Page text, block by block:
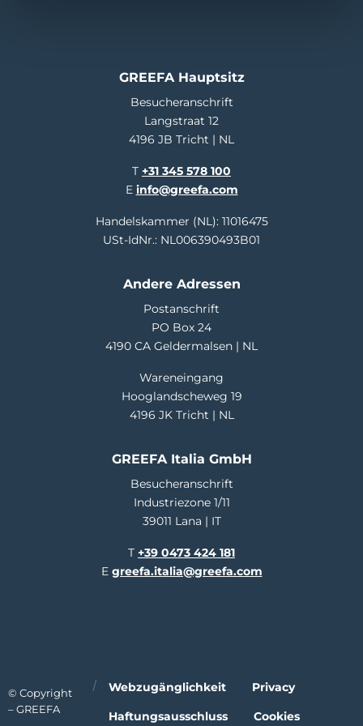
GREEFA Hauptsitz
Besucheranschrift
Langstraat 12
4196 JB Tricht | NL
T +31 345 578 100
E info@greefa.com
Handelskammer (NL): 11016475
USt-IdNr.: NL006390493B01
Andere Adressen
Postanschrift
PO Box 24
4190 CA Geldermalsen | NL
Wareneingang
Hooglandscheweg 19
4196 JK Tricht | NL
GREEFA Italia GmbH
Besucheranschrift
Industriezone 1/11
39011 Lana | IT
T +39 0473 424 181
E greefa.italia@greefa.com
© Copyright
– GREEFA
Webzugänglichkeit Privacy
Haftungsausschluss Cookies